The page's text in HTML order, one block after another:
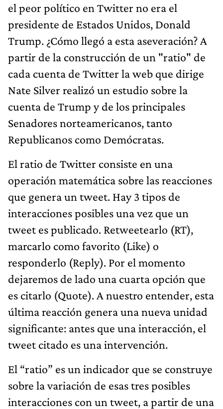
el peor político en Twitter no era el
presidente de Estados Unidos, Donald
Trump. ¿Cómo llegó a esta aseveración? A
partir de la construcción de un "ratio" de
cada cuenta de Twitter la web que dirige
Nate Silver realizó un estudio sobre la
cuenta de Trump y de los principales
Senadores norteamericanos, tanto
Republicanos como Demócratas.
El ratio de Twitter consiste en una
operación matemática sobre las reacciones
que genera un tweet. Hay 3 tipos de
interacciones posibles una vez que un
tweet es publicado. Retweetearlo (RT),
marcarlo como favorito (Like) o
responderlo (Reply). Por el momento
dejaremos de lado una cuarta opción que
es citarlo (Quote). A nuestro entender, esta
última reacción genera una nueva unidad
significante: antes que una interacción, el
tweet citado es una intervención.
El “ratio” es un indicador que se construye
sobre la variación de esas tres posibles
interacciones con un tweet, a partir de una